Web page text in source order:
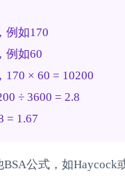
例如170
例如60
× 60 = 10200
÷ 3600 = 2.8
= 1.67
公式，如Haycock